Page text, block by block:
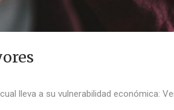
lleva a su vulnerabilidad económica: